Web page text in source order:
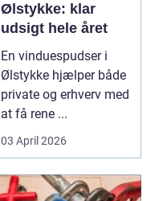
Ølstykke: klar
udsigt hele året
En vinduespudser i
Ølstykke hjælper både
private og erhverv med
at få rene ...
03 April 2026